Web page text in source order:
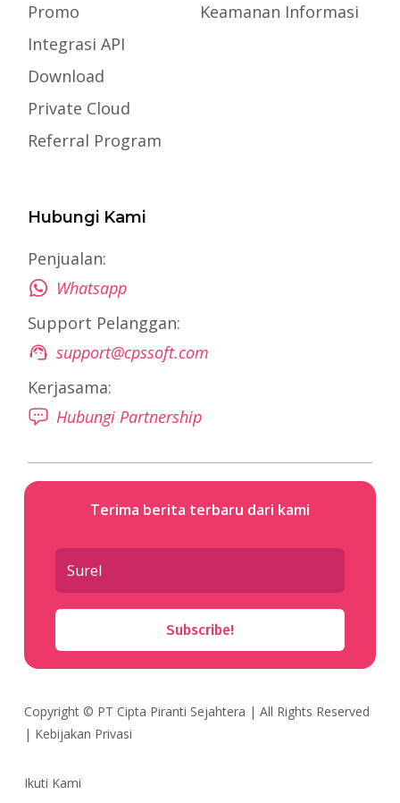
Promo
Integrasi API
Download
Private Cloud
Referral Program
Keamanan Informasi
Hubungi Kami
Penjualan:
Whatsapp
Support Pelanggan:
support@cpssoft.com
Kerjasama:
Hubungi Partnership
Terima berita terbaru dari kami
Subscribe!
Copyright © PT Cipta Piranti Sejahtera | All Rights Reserved
| Kebijakan Privasi
Ikuti Kami